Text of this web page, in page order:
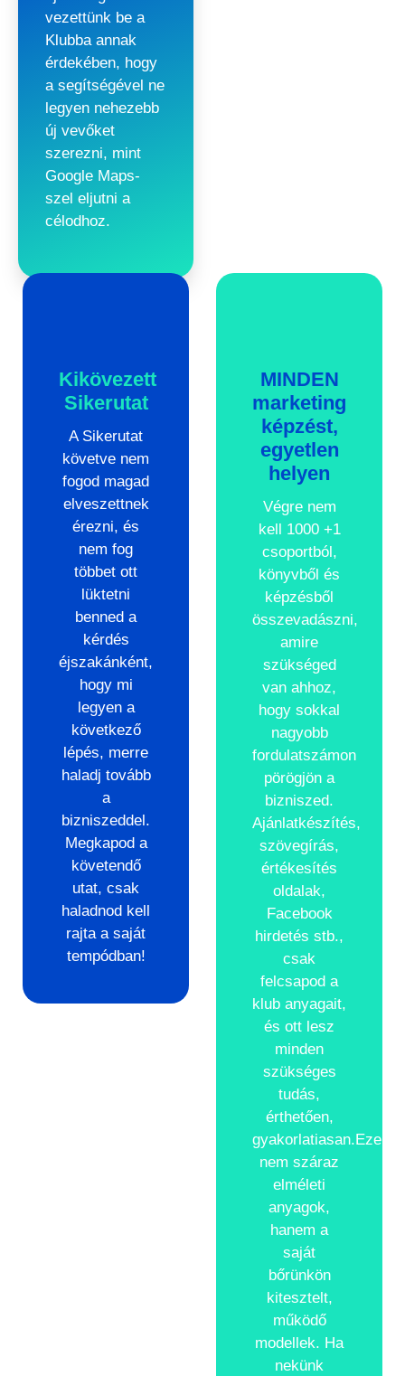
vezettünk be a
Klubba annak
érdekében, hogy
a segítségével ne
legyen nehezebb
új vevőket
szerezni, mint
Google Maps-
szel eljutni a
célodhoz.
Kikövezett
Sikerutat
A Sikerutat
követve nem
fogod magad
elveszettnek
érezni, és
nem fog
többet ott
lüktetni
benned a
kérdés
éjszakánként,
hogy mi
legyen a
következő
lépés, merre
haladj tovább
a
bizniszeddel.
Megkapod a
követendő
utat, csak
haladnod kell
rajta a saját
tempódban!
MINDEN
marketing
képzést,
egyetlen
helyen
Végre nem
kell 1000 +1
csoportból,
könyvből és
képzésből
összevadászni,
amire
szükséged
van ahhoz,
hogy sokkal
nagyobb
fordulatszámon
pörögjön a
bizniszed.
Ajánlatkészítés,
szövegírás,
értékesítés
oldalak,
Facebook
hirdetés stb.,
csak
felcsapod a
klub anyagait,
és ott lesz
minden
szükséges
tudás,
érthetően,
gyakorlatiasan.Ezek
nem száraz
elméleti
anyagok,
hanem a
saját
bőrünkön
kitesztelt,
működő
modellek. Ha
nekünk